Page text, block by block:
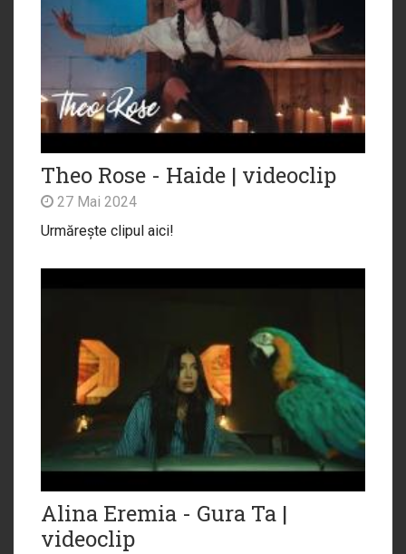
Theo Rose - Haide | videoclip
27 Mai 2024
Urmărește clipul aici!
Alina Eremia - Gura Ta |
videoclip